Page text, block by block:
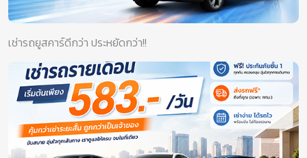
เช่ารถยูสคาร์ดีกว่า ประหยัดกว่า!!